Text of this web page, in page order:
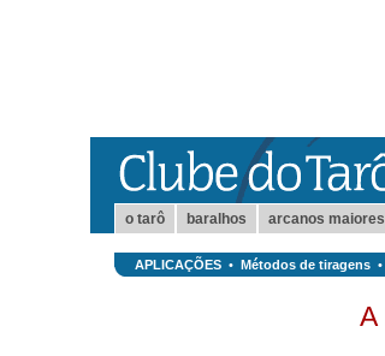
o tarô
baralhos arcanos maiores
APLICAÇÕES • Métodos de tiragens •
A